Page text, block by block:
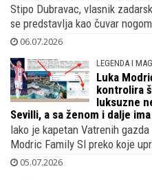
O imidžu
najam
Gvardiolove tete u
Stipo Dubravac, vlasnik
se predstavlja kao čuvar
06.07.2026
LEGENDA I
Luka
kontrolira